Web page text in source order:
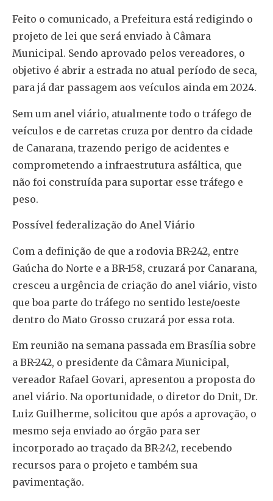
Feito o comunicado, a Prefeitura está redigindo o
projeto de lei que será enviado à Câmara
Municipal. Sendo aprovado pelos vereadores, o
objetivo é abrir a estrada no atual período de seca,
para já dar passagem aos veículos ainda em 2024.
Sem um anel viário, atualmente todo o tráfego de
veículos e de carretas cruza por dentro da cidade
de Canarana, trazendo perigo de acidentes e
comprometendo a infraestrutura asfáltica, que
não foi construída para suportar esse tráfego e
peso.
Possível federalização do Anel Viário
Com a definição de que a rodovia BR-242, entre
Gaúcha do Norte e a BR-158, cruzará por Canarana,
cresceu a urgência de criação do anel viário, visto
que boa parte do tráfego no sentido leste/oeste
dentro do Mato Grosso cruzará por essa rota.
Em reunião na semana passada em Brasília sobre
a BR-242, o presidente da Câmara Municipal,
vereador Rafael Govari, apresentou a proposta do
anel viário. Na oportunidade, o diretor do Dnit, Dr.
Luiz Guilherme, solicitou que após a aprovação, o
mesmo seja enviado ao órgão para ser
incorporado ao traçado da BR-242, recebendo
recursos para o projeto e também sua
pavimentação.